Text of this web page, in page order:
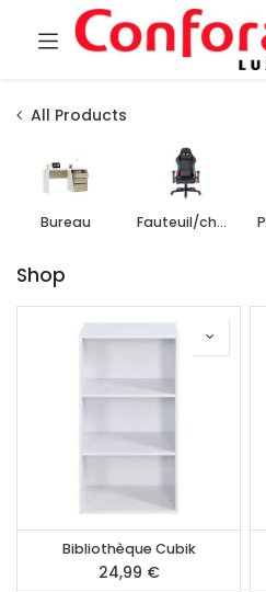
All Products
Bureau Fauteuil/chaise de bureau
Shop
Bibliothèque Cubik
24,99 €